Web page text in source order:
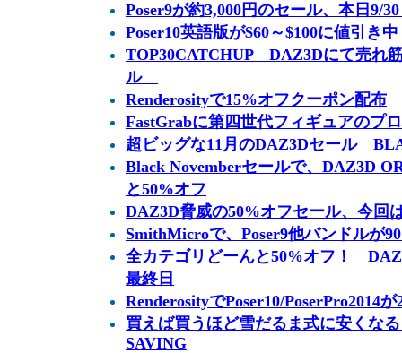
Poser9が約3,000円のセール、本日9/
Poser10英語版が$60～$100に値引き
TOP30CATCHUP DAZ3Dにて売れ
ル
Renderosityで15%オフクーポン配布
FastGrabに第四世代フィギュアのプ
超ビッグな11月のDAZ3Dセール
Black Novemberセールで、DAZ3D
と50%オフ
DAZ3D脅威の50%オフセール、今回
SmithMicroで、Poser9他バンドルが
全カテゴリどーんと50%オフ！
最終日
RenderosityでPoser10/PoserPro2014
買えば買うほど雪だるま式に安くな
SAVING